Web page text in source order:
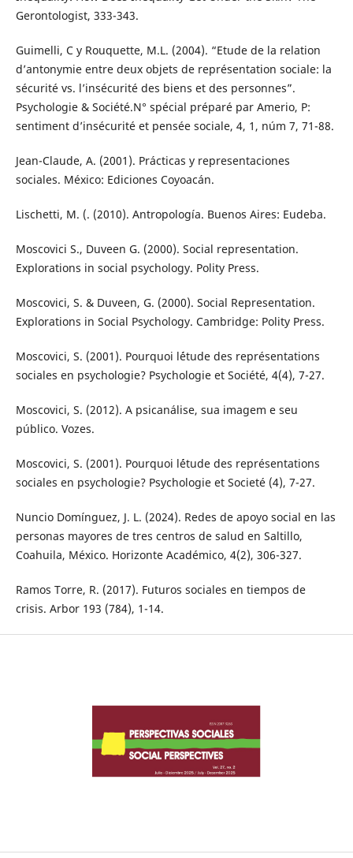
Gerontologist, 333-343.
Guimelli, C y Rouquette, M.L. (2004). “Etude de la relation
d’antonymie entre deux objets de représentation sociale: la
sécurité vs. l’insécurité des biens et des personnes”.
Psychologie & Société.N° spécial préparé par Amerio, P:
sentiment d’insécurité et pensée sociale, 4, 1, núm 7, 71-88.
Jean-Claude, A. (2001). Prácticas y representaciones
sociales. México: Ediciones Coyoacán.
Lischetti, M. (. (2010). Antropología. Buenos Aires: Eudeba.
Moscovici S., Duveen G. (2000). Social representation.
Explorations in social psychology. Polity Press.
Moscovici, S. & Duveen, G. (2000). Social Representation.
Explorations in Social Psychology. Cambridge: Polity Press.
Moscovici, S. (2001). Pourquoi l´étude des représentations
sociales en psychologie? Psychologie et Société, 4(4), 7-27.
Moscovici, S. (2012). A psicanálise, sua imagem e seu
público. Vozes.
Moscovici, S. (2001). Pourquoi l´étude des représentations
sociales en psychologie? Psychologie et Societé (4), 7-27.
Nuncio Domínguez, J. L. (2024). Redes de apoyo social en las
personas mayores de tres centros de salud en Saltillo,
Coahuila, México. Horizonte Académico, 4(2), 306-327.
Ramos Torre, R. (2017). Futuros sociales en tiempos de
crisis. Arbor 193 (784), 1-14.